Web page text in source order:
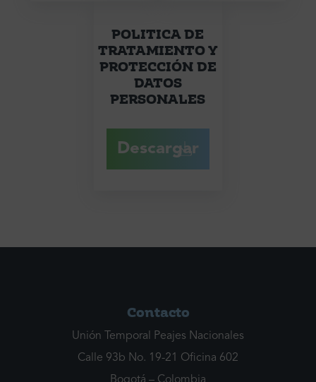
POLITICA DE
TRATAMIENTO Y
PROTECCIÓN DE
DATOS
PERSONALES
Descargar
Contacto
Unión Temporal Peajes Nacionales
Calle 93b No. 19-21 Oficina 602